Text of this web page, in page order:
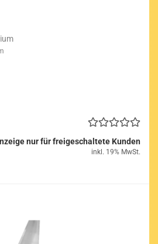
nur für freigeschaltete Kunden
inkl. 19% MwSt.